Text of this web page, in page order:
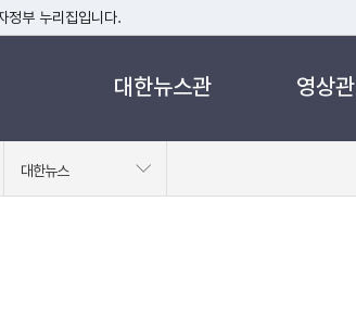
정부 누리집입니다.
대한민국 정부기관이 관리하는 누리집입니다.
대한뉴스관 영상관
대한뉴스